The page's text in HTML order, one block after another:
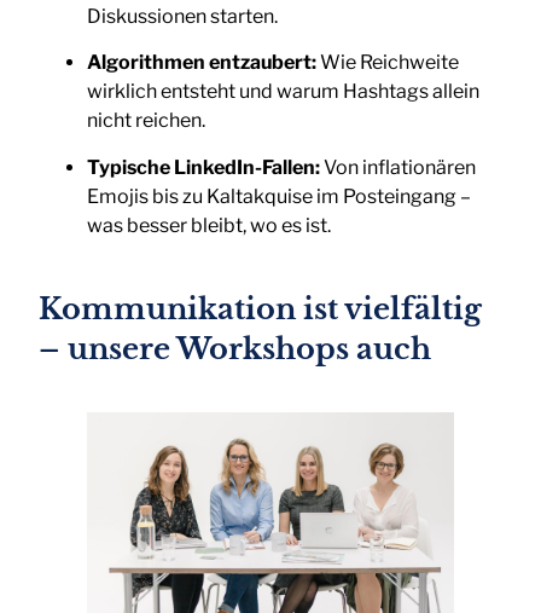
Diskussionen starten.
Algorithmen entzaubert:Wie Reichweite
wirklich entsteht und warum Hashtags allein
nicht reichen.
Typische LinkedIn-Fallen:Von inflationären
Emojis bis zu Kaltakquise im Posteingang –
was besser bleibt, wo es ist.
Kommunikation ist vielfältig
– unsere Workshops auch